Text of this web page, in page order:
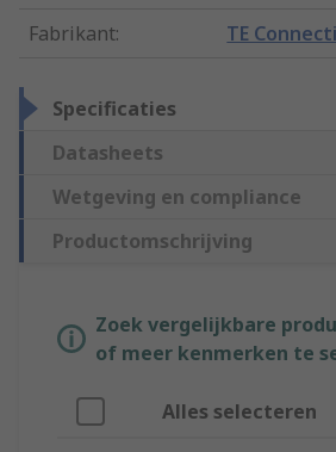
Fabrikant: TE
Specificaties
Datasheets
Wetgeving en compliance
Productomschrijving
Zoek vergelijkbare
of meer kenmerken te
Alles selecteren